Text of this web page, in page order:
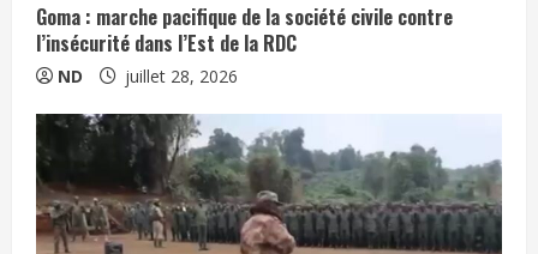
Goma : marche pacifique de la société civile contre
l’insécurité dans l’Est de la RDC
ND juillet 28, 2026